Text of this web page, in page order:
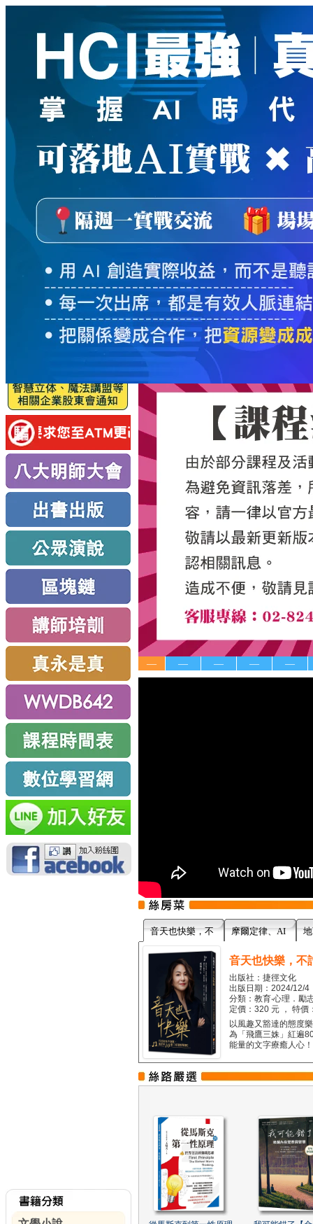
網
路
新
思
路
— — — — —
音天也快樂，不 摩爾定律、AI
音天也快樂，不
出版社：捷徑文化
出版日期：2024/12/4
分類：教育‧心理．勵
定價：320 元 ， 特價
以風趣又豁達的態度
為「飛鷹三姝」紅遍
能量的文字療癒人心